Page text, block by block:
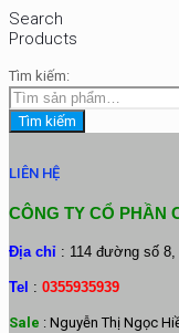
Search
Products
Tìm kiếm:
Tìm kiếm
LIÊN HỆ
CÔNG TY CỔ PHẦN
Địa chỉ : 114 đường số
Tel : 0355935939
Sale : Nguyễn Thị Ngọc